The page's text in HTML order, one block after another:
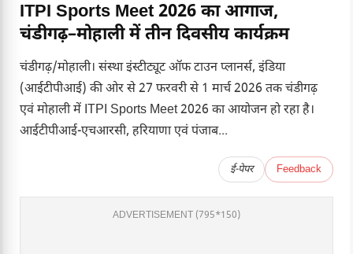
ITPI Sports Meet 2026 का आगाज,
चंडीगढ़–मोहाली में तीन दिवसीय कार्यक्रम
चंडीगढ़/मोहाली। संस्था इंस्टीट्यूट ऑफ टाउन प्लानर्स, इंडिया
(आईटीपीआई) की ओर से 27 फरवरी से 1 मार्च 2026 तक चंडीगढ़
एवं मोहाली में ITPI Sports Meet 2026 का आयोजन हो रहा है।
आईटीपीआई-एचआरसी, हरियाणा एवं पंजाब...
ई-पेपर Feedback
ADVERTISEMENT (795*150)